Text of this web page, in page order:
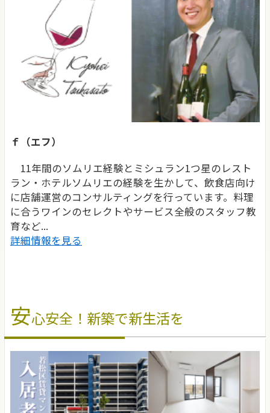
ｆ（エフ）
11年間のソムリエ経験とミシュラン1つ星のレスト
ラン・ホテルソムリエの経験を生かして、飲食店向け
に店舗運営のコンサルティングを行っています。料理
に合うワインのセレクトやサービス全般のスタッフ教
育など...
詳細情報を見る
安心安全！新築で新生活を